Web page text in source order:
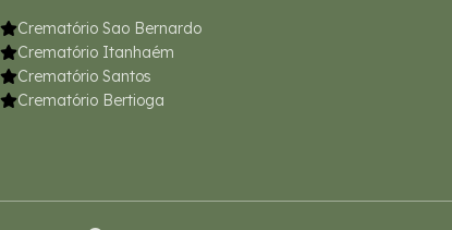
Crematório Sao Bernardo
Crematório Itanhaém
Crematório Santos
Crematório Bertioga